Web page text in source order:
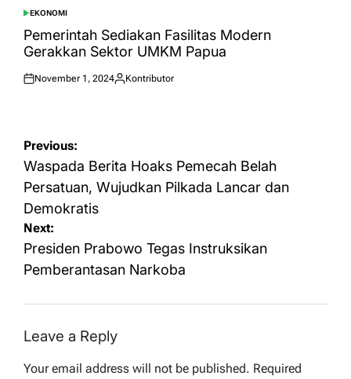
POSTED
IN
EKONOMI
Pemerintah Sediakan Fasilitas Modern
Gerakkan Sektor UMKM Papua
Posted
November 1, 2024
Posted
Kontributor
Post
navigation
Previous:
Waspada Berita Hoaks Pemecah Belah
Persatuan, Wujudkan Pilkada Lancar dan
Demokratis
Next:
Presiden Prabowo Tegas Instruksikan
Pemberantasan Narkoba
Leave a Reply
Your email address will not be published. Required